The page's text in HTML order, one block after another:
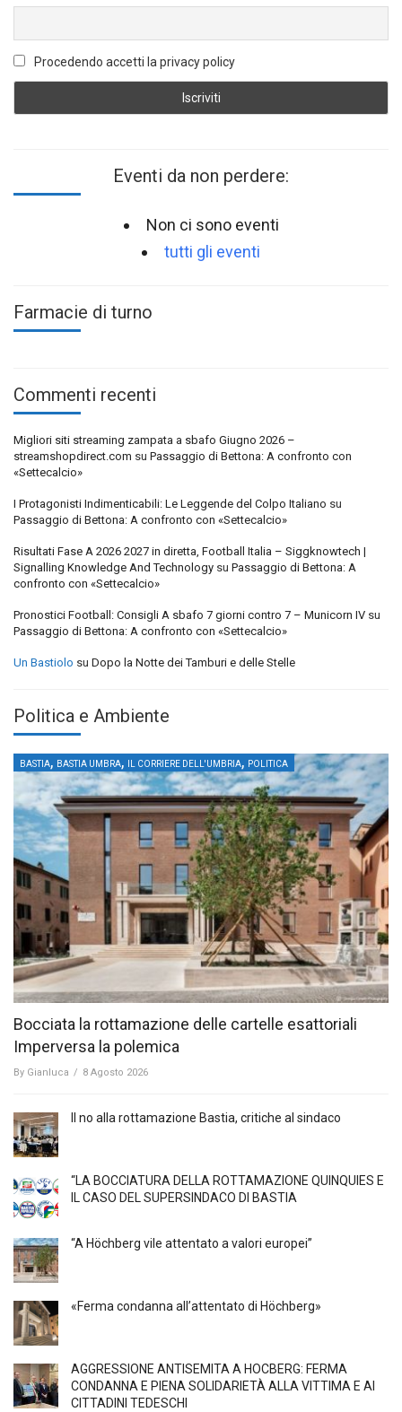
Procedendo accetti la privacy policy
Eventi da non perdere:
Non ci sono eventi
tutti gli eventi
Farmacie di turno
Commenti recenti
Migliori siti streaming zampata a sbafo Giugno 2026 –
streamshopdirect.com su Passaggio di Bettona: A confronto con
«Settecalcio»
I Protagonisti Indimenticabili: Le Leggende del Colpo Italiano su
Passaggio di Bettona: A confronto con «Settecalcio»
Risultati Fase A 2026 2027 in diretta, Football Italia – Siggknowtech |
Signalling Knowledge And Technology su Passaggio di Bettona: A
confronto con «Settecalcio»
Pronostici Football: Consigli A sbafo 7 giorni contro 7 – Municorn IV su
Passaggio di Bettona: A confronto con «Settecalcio»
Un Bastiolo su Dopo la Notte dei Tamburi e delle Stelle
Politica e Ambiente
BASTIA, BASTIA UMBRA, IL CORRIERE DELL'UMBRIA, POLITICA
Bocciata la rottamazione delle cartelle esattoriali
Imperversa la polemica
By Gianluca / 8 Agosto 2026
Il no alla rottamazione Bastia, critiche al sindaco
“LA BOCCIATURA DELLA ROTTAMAZIONE QUINQUIES E
IL CASO DEL SUPERSINDACO DI BASTIA
“A Höchberg vile attentato a valori europei”
«Ferma condanna all’attentato di Höchberg»
AGGRESSIONE ANTISEMITA A HÖCBERG: FERMA
CONDANNA E PIENA SOLIDARIETÀ ALLA VITTIMA E AI
CITTADINI TEDESCHI